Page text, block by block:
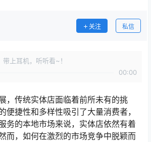
关注 私信
带上耳机，听听看~！
00:00
，传统实体店面临着前所未有的挑
便捷性和多样性吸引了大量消费者，
务的本地市场来说，实体店依然有着
而，如何在激烈的市场竞争中脱颖而